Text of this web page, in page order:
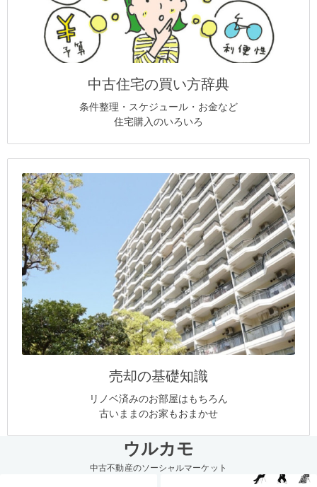
中古住宅の買い方辞典
条件整理・スケジュール・お金など
住宅購入のいろいろ
売却の基礎知識
リノベ済みのお部屋はもちろん
古いままのお家もおまかせ
ウルカモ
中古不動産のソーシャルマーケット